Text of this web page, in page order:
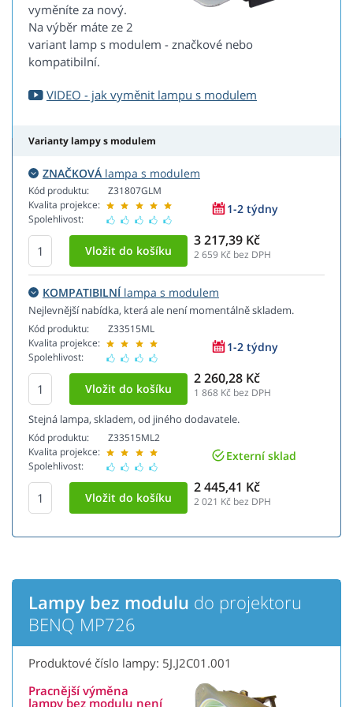
vyměníte za nový.
Na výběr máte ze 2
variant lamp s modulem - značkové nebo
kompatibilní.
VIDEO - jak vyměnit lampu s modulem
Varianty lampy s modulem
ZNAČKOVÁ lampa s modulem
Kód produktu:
Kvalita projekce:
Spolehlivost:
Z31807GLM
1-2 týdny
3 217,39 Kč
2 659 Kč bez DPH
KOMPATIBILNÍlampa s modulem
Nejlevnější nabídka, která ale není momentálně skladem.
Kód produktu:
Kvalita projekce:
Spolehlivost:
Z33515ML
1-2 týdny
2 260,28 Kč
1 868 Kč bez DPH
Stejná lampa, skladem, od jiného dodavatele.
Kód produktu:
Kvalita projekce:
Spolehlivost:
Z33515ML2
Externí sklad
2 445,41 Kč
2 021 Kč bez DPH
Lampy bez modulu do projektoru
BENQ MP726
Produktové číslo lampy: 5J.J2C01.001
Pracnější výměna
lampy bez modulu není